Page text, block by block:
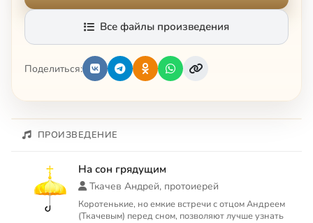
Все файлы произведения
Поделиться:
ПРОИЗВЕДЕНИЕ
На сон грядущим
Ткачев Андрей, протоиерей
Коротенькие, но емкие встречи с отцом Андреем
(Ткачевым) перед сном, позволяют лучше узнать